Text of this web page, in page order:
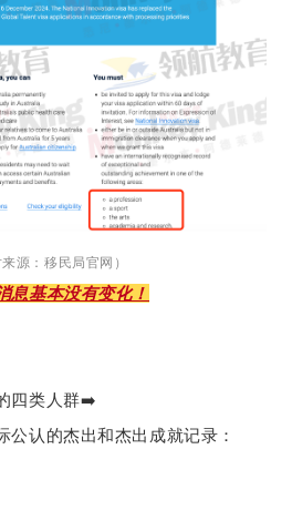
来源：移民局官网）
息基本没有变化！
四类人群➡️
公认的杰出和杰出成就记录：